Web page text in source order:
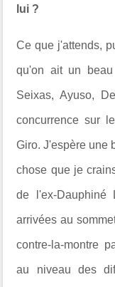
lui ?
Ce que j'attends,
qu'on ait un
Seixas, Ayuso,
concurrence sur
Giro. J'espère une
chose que je
de l'ex-Dauphiné
arrivées au
contre-la-montre
au niveau des